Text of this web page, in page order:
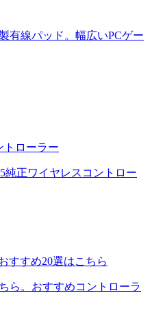
有線パッド。幅広いPCゲー
トローラー
純正ワイヤレスコントロー
すすめ20選はこちら
ら。おすすめコントローラ